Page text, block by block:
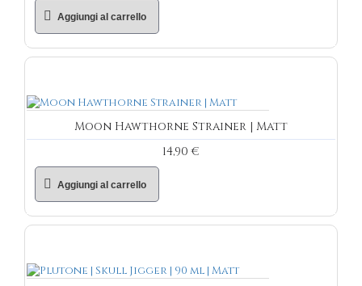
Aggiungi al carrello
Moon Hawthorne Strainer | Matt
14,90 €
Aggiungi al carrello